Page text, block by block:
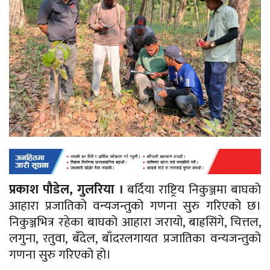
प्रकाश पौडेल, गुलरिया । बर्दिया राष्ट्रिय निकुञ्जमा बाघको
आहारा प्रजातिको वन्यजन्तुको गणना सुरु गरिएको छ।
निकुञ्जभित्र रहेका बाघको आहारा जरायो, बाह्रसिंगे, चित्तल,
लगुना, रतुवा, बँदेल, बाँदरलगायत प्रजातिका वन्यजन्तुको
गणना सुरु गरिएको हो।